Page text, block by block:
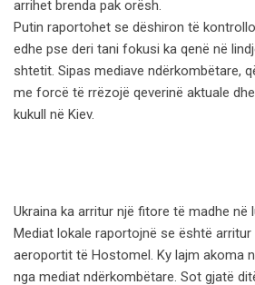
arrihet brenda pak orësh.
Putin raportohet se dëshiron të
edhe pse deri tani fokusi ka qenë në
shtetit. Sipas mediave ndërkombëtare,
me forcë të rrëzojë qeverinë aktuale
kukull në Kiev.
Ukraina ka arritur një fitore të madhe në
Mediat lokale raportojnë se është
aeroportit të Hostomel. Ky lajm akoma
nga mediat ndërkombëtare. Sot gjatë